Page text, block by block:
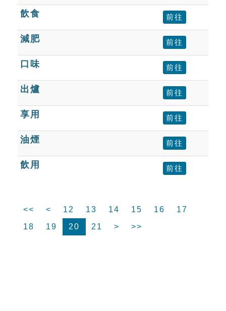
貓頭鷹博士
飲食 前往
減肥 前往
口味 前往
出爐 前往
享用 前往
油煙 前往
飲用 前往
<< < 12 13 14 15 16
17
18
19 20 21 > >>